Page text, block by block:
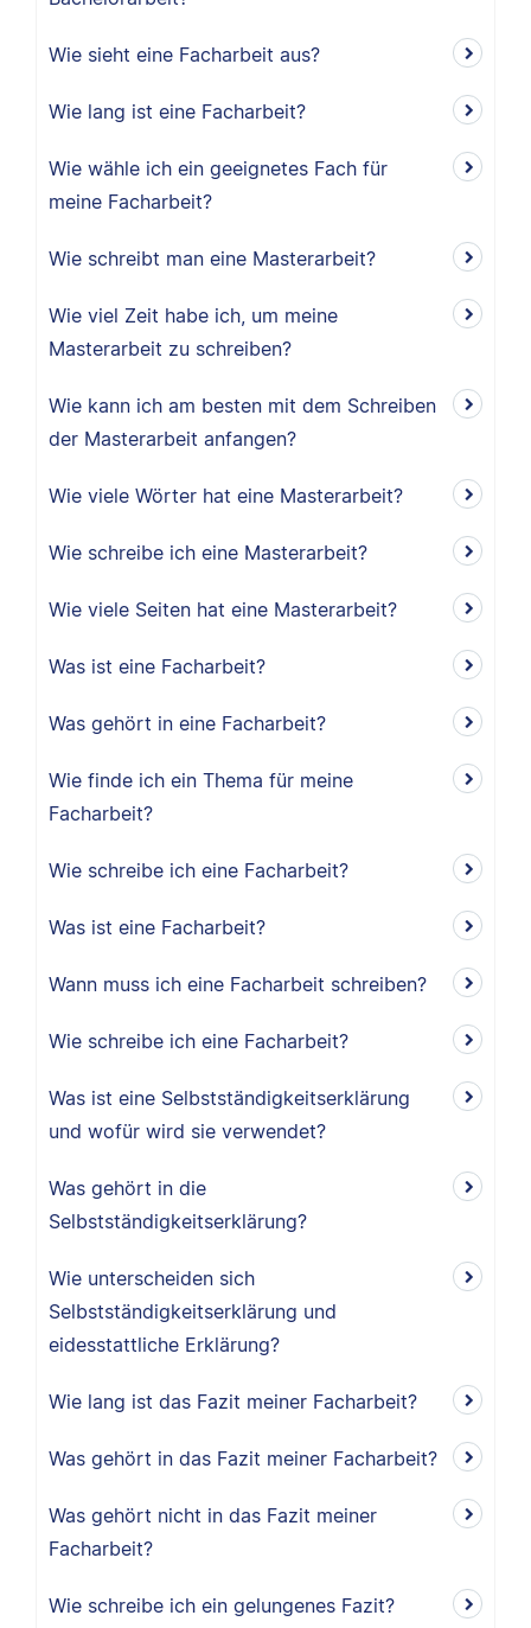
Wie sieht eine Facharbeit aus?
Wie lang ist eine Facharbeit?
Wie wähle ich ein geeignetes Fach für
meine Facharbeit?
Wie schreibt man eine Masterarbeit?
Wie viel Zeit habe ich, um meine
Masterarbeit zu schreiben?
Wie kann ich am besten mit dem Schreiben
der Masterarbeit anfangen?
Wie viele Wörter hat eine Masterarbeit?
Wie schreibe ich eine Masterarbeit?
Wie viele Seiten hat eine Masterarbeit?
Was ist eine Facharbeit?
Was gehört in eine Facharbeit?
Wie finde ich ein Thema für meine
Facharbeit?
Wie schreibe ich eine Facharbeit?
Was ist eine Facharbeit?
Wann muss ich eine Facharbeit schreiben?
Wie schreibe ich eine Facharbeit?
Was ist eine Selbstständigkeitserklärung
und wofür wird sie verwendet?
Was gehört in die
Selbstständigkeitserklärung?
Wie unterscheiden sich
Selbstständigkeitserklärung und
eidesstattliche Erklärung?
Wie lang ist das Fazit meiner Facharbeit?
Was gehört in das Fazit meiner Facharbeit?
Was gehört nicht in das Fazit meiner
Facharbeit?
Wie schreibe ich ein gelungenes Fazit?